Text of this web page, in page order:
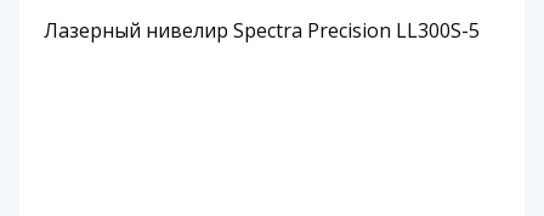
Лазерный нивелир Spectra Precision LL300S-5